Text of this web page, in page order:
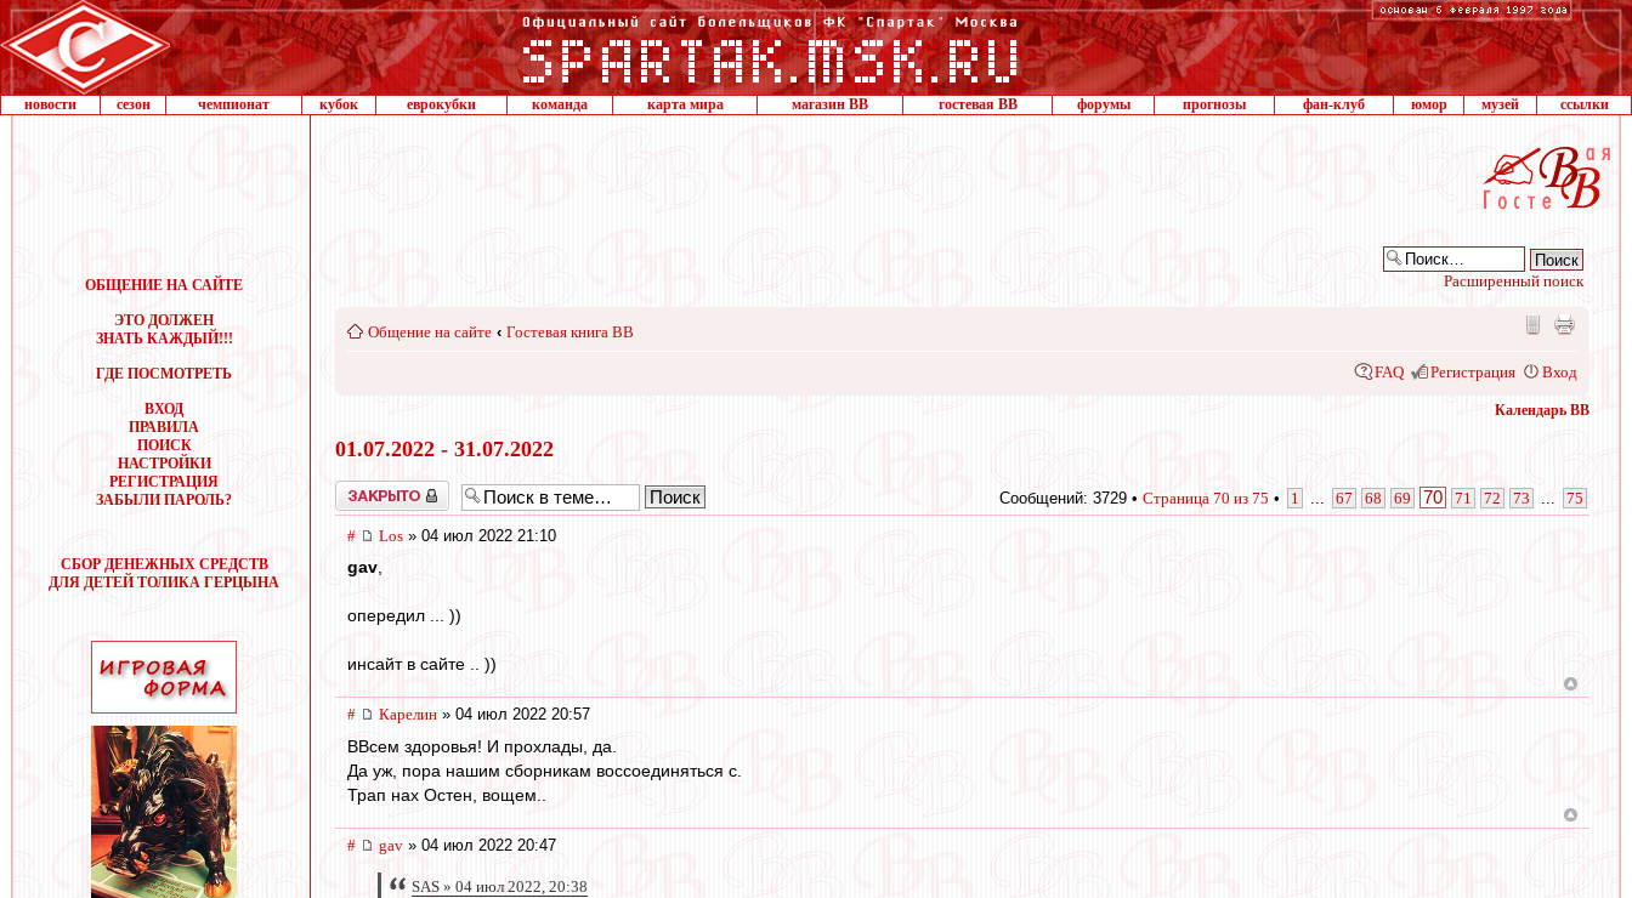
новости сезон чемпионат кубок еврокубки команда карта мира магазин ВВ гостевая ВВ форумы прогнозы фан-клуб юмор музей ссылки
ОБЩЕНИЕ НА САЙТЕ
ЭТО ДОЛЖЕН
ЗНАТЬ КАЖДЫЙ!!!
ГДЕ ПОСМОТРЕТЬ
ВХОД
ПРАВИЛА
ПОИСК
НАСТРОЙКИ
РЕГИСТРАЦИЯ
ЗАБЫЛИ ПАРОЛЬ?
СБОР ДЕНЕЖНЫХ СРЕДСТВ
ДЛЯ ДЕТЕЙ ТОЛИКА ГЕРЦЫНА
Расширенный поиск
Общение на сайте ‹ Гостевая книга ВВ
FAQ Регистрация Вход
Календарь ВВ
01.07.2022 - 31.07.2022
Закрыто Сообщений: 3729 • Страница 70 из 75 • 1 67 68 69 70 71 72 73 75
# Los » 04 июл 2022 21:10
gav,
опередил ... ))
инсайт в сайте .. ))
# Карелин » 04 июл 2022 20:57
ВВсем здоровья! И прохлады, да.
Да уж, пора нашим сборникам воссоединяться с.
Трап нах Остен, вощем..
# gav » 04 июл 2022 20:47
SAS » 04 июл 2022, 20:38